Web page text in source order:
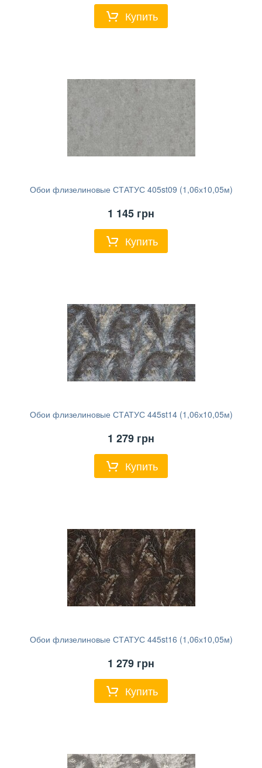
Купить
Обои флизелиновые СТАТУС 405st09 (1,06х10,05м)
1 145 грн
Купить
Обои флизелиновые СТАТУС 445st14 (1,06х10,05м)
1 279 грн
Купить
Обои флизелиновые СТАТУС 445st16 (1,06х10,05м)
1 279 грн
Купить